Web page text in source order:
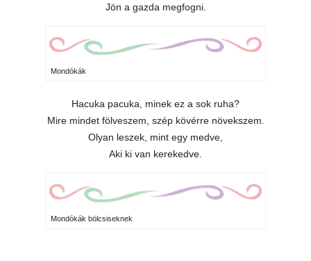
Jön a gazda megfogni.
Mondókák
Hacuka pacuka, minek ez a sok ruha?
Mire mindet fölveszem, szép kövérre növekszem.
Olyan leszek, mint egy medve,
Aki ki van kerekedve.
Mondókák bölcsiseknek